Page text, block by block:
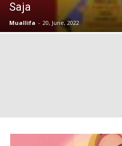
Saja
Muallifa - 20, June, 2022